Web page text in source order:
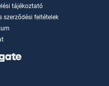
tájékoztató
szerződési feltételek